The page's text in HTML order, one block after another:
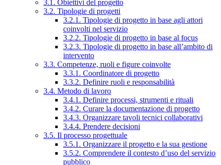
3.1. Obiettivi del progetto
3.2. Tipologie di progetti
3.2.1. Tipologie di progetto in base agli attori
coinvolti nel servizio
3.2.2. Tipologie di progetto in base al focus
3.2.3. Tipologie di progetto in base all’ambito di
intervento
3.3. Competenze, ruoli e figure coinvolte
3.3.1. Coordinatore di progetto
3.3.2. Definire ruoli e responsabilità
3.4. Metodo di lavoro
3.4.1. Definire processi, strumenti e rituali
3.4.2. Curare la documentazione di progetto
3.4.3. Organizzare tavoli tecnici collaborativi
3.4.4. Prendere decisioni
3.5. Il processo progettuale
3.5.1. Organizzare il progetto e la sua gestione
3.5.2. Comprendere il contesto d’uso del servizio
pubblico